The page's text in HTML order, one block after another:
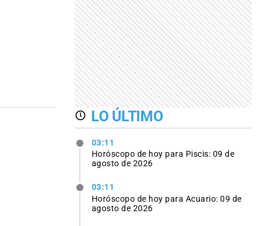
LO ÚLTIMO
03:11
Horóscopo de hoy para Piscis: 09 de
agosto de 2026
03:11
Horóscopo de hoy para Acuario: 09 de
agosto de 2026